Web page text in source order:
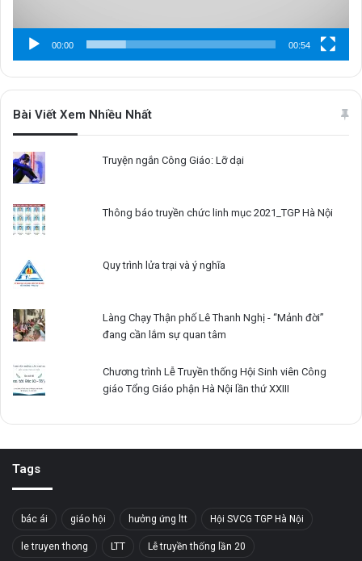
00:00 00:54
Bài Viết Xem Nhiều Nhất
Truyện ngắn Công Giáo: Lỡ dại
Thông báo truyền chức linh mục 2021_TGP Hà Nội
Quy trình lửa trại và ý nghĩa
Làng Chạy Thận phố Lê Thanh Nghị - “Mảnh đời”
đang cần lắm sự quan tâm
Chương trình Lễ Truyền thống Hội Sinh viên Công
giáo Tổng Giáo phận Hà Nội lần thứ XXIII
Tags
bác ái giáo hội hưởng ứng ltt Hội SVCG TGP Hà Nội
le truyen thong LTT Lễ truyền thống lần 20